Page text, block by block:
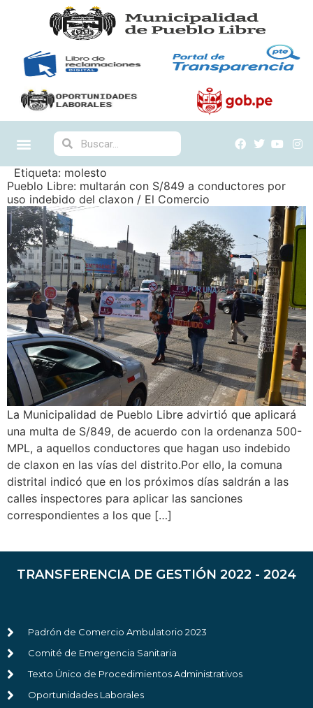
Etiqueta: molesto
Pueblo Libre: multarán con S/849 a conductores por
uso indebido del claxon / El Comercio
La Municipalidad de Pueblo Libre advirtió que aplicará
una multa de S/849, de acuerdo con la ordenanza 500-
MPL, a aquellos conductores que hagan uso indebido
de claxon en las vías del distrito.Por ello, la comuna
distrital indicó que en los próximos días saldrán a las
calles inspectores para aplicar las sanciones
correspondientes a los que […]
TRANSFERENCIA DE GESTIÓN 2022 - 2024
Padrón de Comercio Ambulatorio 2023
Comité de Emergencia Sanitaria
Texto Único de Procedimientos Administrativos
Oportunidades Laborales